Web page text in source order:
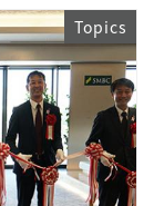
Topics